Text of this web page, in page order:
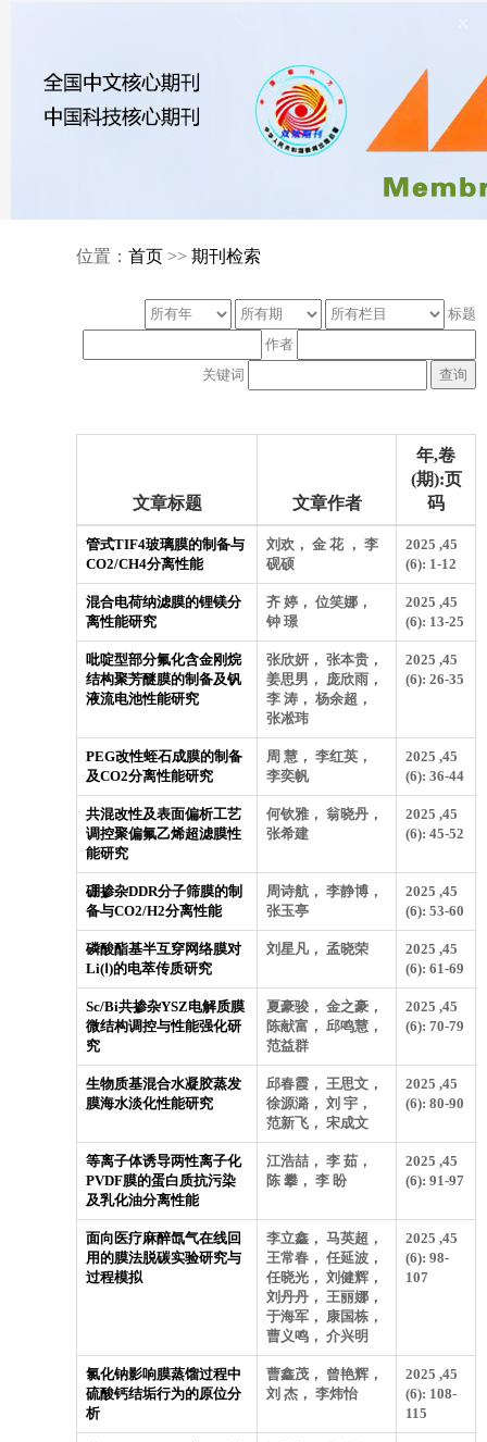
位置： 首页 >> 期刊检索
标题
作者
关键词
文章标题 文章作者
年,卷
(期):页
码
管式TIF4玻璃膜的制备与
CO2/CH4分离性能
刘欢， 金 花 ， 李
砚硕
2025 ,45
(6): 1-12
混合电荷纳滤膜的锂镁分
离性能研究
齐 婷， 位笑娜，
钟 璟
2025 ,45
(6): 13-25
吡啶型部分氟化含金刚烷
结构聚芳醚膜的制备及钒
液流电池性能研究
张欣妍， 张本贵，
姜思男， 庞欣雨，
李 涛， 杨余超，
张凇玮
2025 ,45
(6): 26-35
PEG改性蛭石成膜的制备
及CO2分离性能研究
周 慧， 李红英，
李奕帆
2025 ,45
(6): 36-44
共混改性及表面偏析工艺
调控聚偏氟乙烯超滤膜性
能研究
何钦雅， 翁晓丹，
张希建
2025 ,45
(6): 45-52
硼掺杂DDR分子筛膜的制
备与CO2/H2分离性能
周诗航， 李静博，
张玉亭
2025 ,45
(6): 53-60
磷酸酯基半互穿网络膜对
Li(Ⅰ)的电萃传质研究
刘星凡， 孟晓荣
2025 ,45
(6): 61-69
Sc/Bi共掺杂YSZ电解质膜
微结构调控与性能强化研
究
夏豪骏， 金之豪，
陈献富， 邱鸣慧，
范益群
2025 ,45
(6): 70-79
生物质基混合水凝胶蒸发
膜海水淡化性能研究
邱春霞， 王思文，
徐源潞， 刘 宇，
范新飞， 宋成文
2025 ,45
(6): 80-90
等离子体诱导两性离子化
PVDF膜的蛋白质抗污染
及乳化油分离性能
江浩喆， 李 茹，
陈 攀， 李 盼
2025 ,45
(6): 91-97
面向医疗麻醉氙气在线回
用的膜法脱碳实验研究与
过程模拟
李立鑫， 马英超，
王常春， 任延波，
任晓光， 刘健辉，
刘丹丹， 王丽娜，
于海军， 康国栋，
曹义鸣， 介兴明
2025 ,45
(6): 98-
107
氯化钠影响膜蒸馏过程中
硫酸钙结垢行为的原位分
析
曹鑫茂， 曾艳辉，
刘 杰， 李炜怡
2025 ,45
(6): 108-
115